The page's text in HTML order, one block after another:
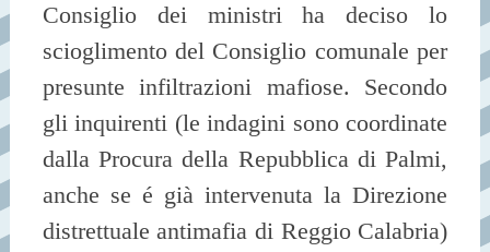
Consiglio dei ministri ha deciso lo
scioglimento del Consiglio comunale per
presunte infiltrazioni mafiose. Secondo
gli inquirenti (le indagini sono coordinate
dalla Procura della Repubblica di Palmi,
anche se é già intervenuta la Direzione
distrettuale antimafia di Reggio Calabria)